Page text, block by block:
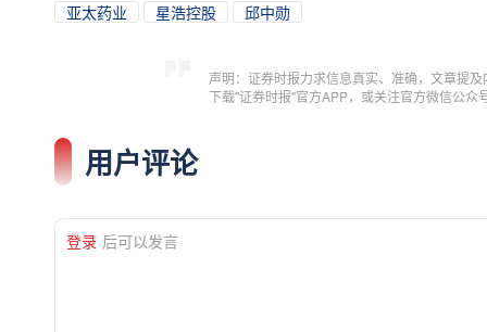
亚太药业 星浩控股 邱中勋
声明：证券时报力求信息真实、准确，文章提
下载"证券时报"官方APP，或关注官方微信公
用户评论
登录 后可以发言